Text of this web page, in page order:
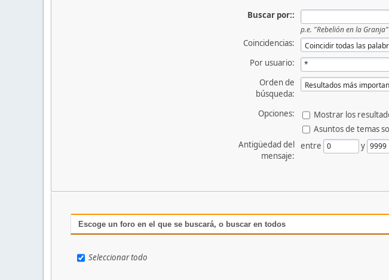
Buscar por::
p.e. "Rebelión en la
Coincidencias:
Por usuario:
Orden de
búsqueda:
Opciones:
Mostrar los
Asuntos de temas
Antigüedad del
mensaje:
entre y
Escoge un foro en el que se buscará, o buscar en todos
Seleccionar todo